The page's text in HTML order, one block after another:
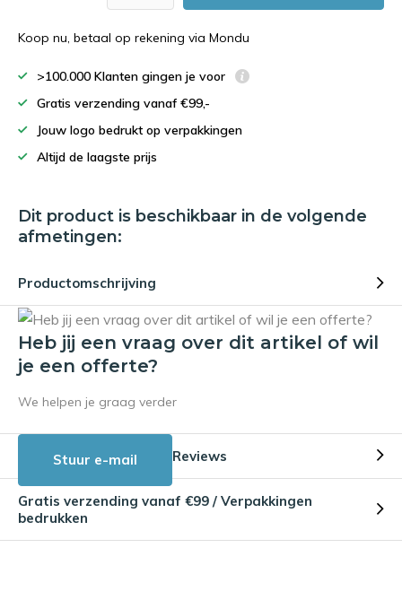
Koop nu, betaal op rekening via Mondu
>100.000 Klanten gingen je voor
Gratis verzending vanaf €99,-
Jouw logo bedrukt op verpakkingen
Altijd de laagste prijs
Dit product is beschikbaar in de volgende
afmetingen:
Productomschrijving
Heb jij een vraag over dit artikel of wil
je een offerte?
We helpen je graag verder
Stuur e-mail Reviews
Gratis verzending vanaf €99 / Verpakkingen
bedrukken